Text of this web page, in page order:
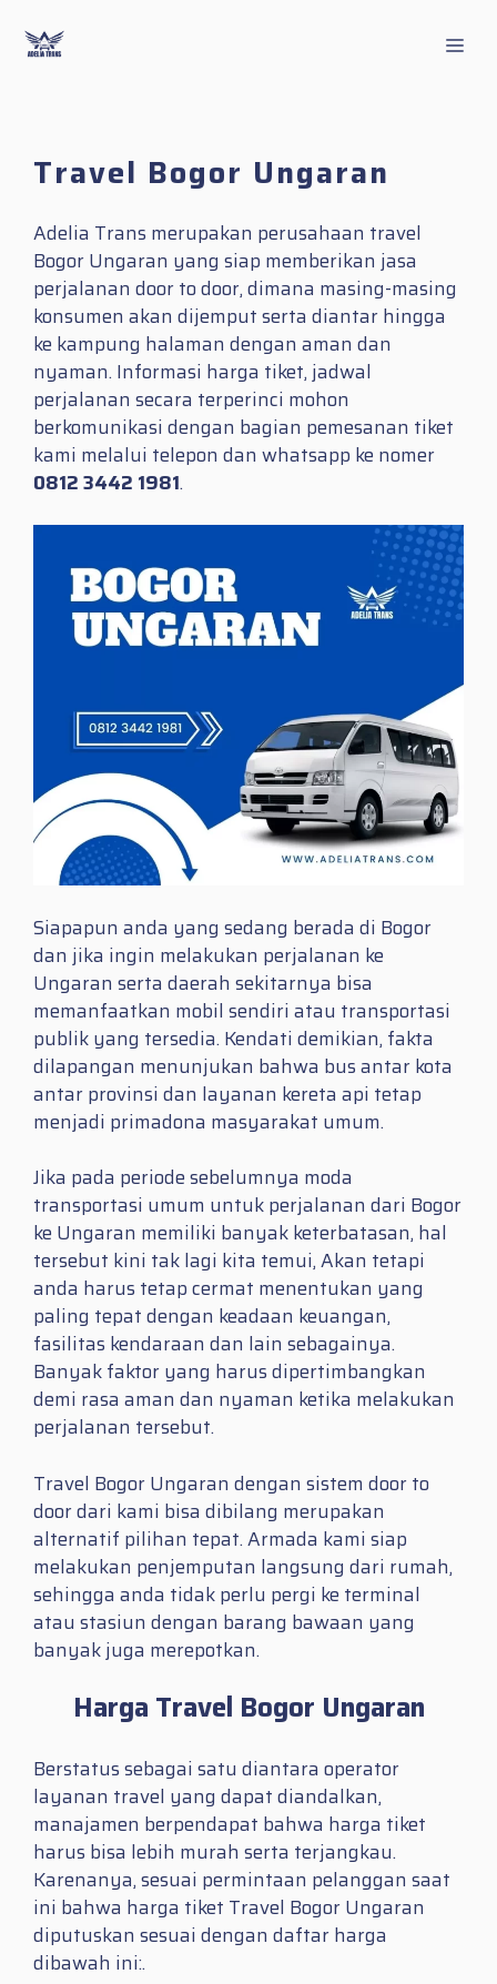
content
Travel Bogor Ungaran
Adelia Trans merupakan perusahaan travel
Bogor Ungaran yang siap memberikan jasa
perjalanan door to door, dimana masing-masing
konsumen akan dijemput serta diantar hingga
ke kampung halaman dengan aman dan
nyaman. Informasi harga tiket, jadwal
perjalanan secara terperinci mohon
berkomunikasi dengan bagian pemesanan tiket
kami melalui telepon dan whatsapp ke nomer
0812 3442 1981.
Siapapun anda yang sedang berada di Bogor
dan jika ingin melakukan perjalanan ke
Ungaran serta daerah sekitarnya bisa
memanfaatkan mobil sendiri atau transportasi
publik yang tersedia. Kendati demikian, fakta
dilapangan menunjukan bahwa bus antar kota
antar provinsi dan layanan kereta api tetap
menjadi primadona masyarakat umum.
Jika pada periode sebelumnya moda
transportasi umum untuk perjalanan dari Bogor
ke Ungaran memiliki banyak keterbatasan, hal
tersebut kini tak lagi kita temui, Akan tetapi
anda harus tetap cermat menentukan yang
paling tepat dengan keadaan keuangan,
fasilitas kendaraan dan lain sebagainya.
Banyak faktor yang harus dipertimbangkan
demi rasa aman dan nyaman ketika melakukan
perjalanan tersebut.
Travel Bogor Ungaran dengan sistem door to
door dari kami bisa dibilang merupakan
alternatif pilihan tepat. Armada kami siap
melakukan penjemputan langsung dari rumah,
sehingga anda tidak perlu pergi ke terminal
atau stasiun dengan barang bawaan yang
banyak juga merepotkan.
Harga Travel Bogor Ungaran
Berstatus sebagai satu diantara operator
layanan travel yang dapat diandalkan,
manajamen berpendapat bahwa harga tiket
harus bisa lebih murah serta terjangkau.
Karenanya, sesuai permintaan pelanggan saat
ini bahwa harga tiket Travel Bogor Ungaran
diputuskan sesuai dengan daftar harga
dibawah ini:.